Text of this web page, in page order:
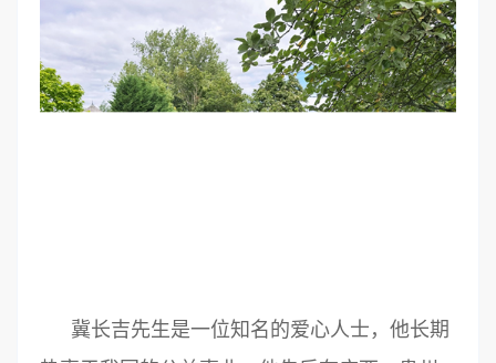
冀长吉先生是一位知名的爱心人士，他长期